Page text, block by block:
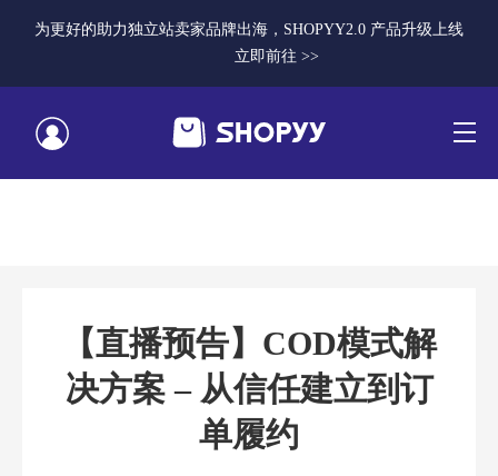
为更好的助力独立站卖家品牌出海，SHOPYY2.0 产品升级上线
立即前往 >>
【直播预告】COD模式解
决方案 – 从信任建立到订
单履约